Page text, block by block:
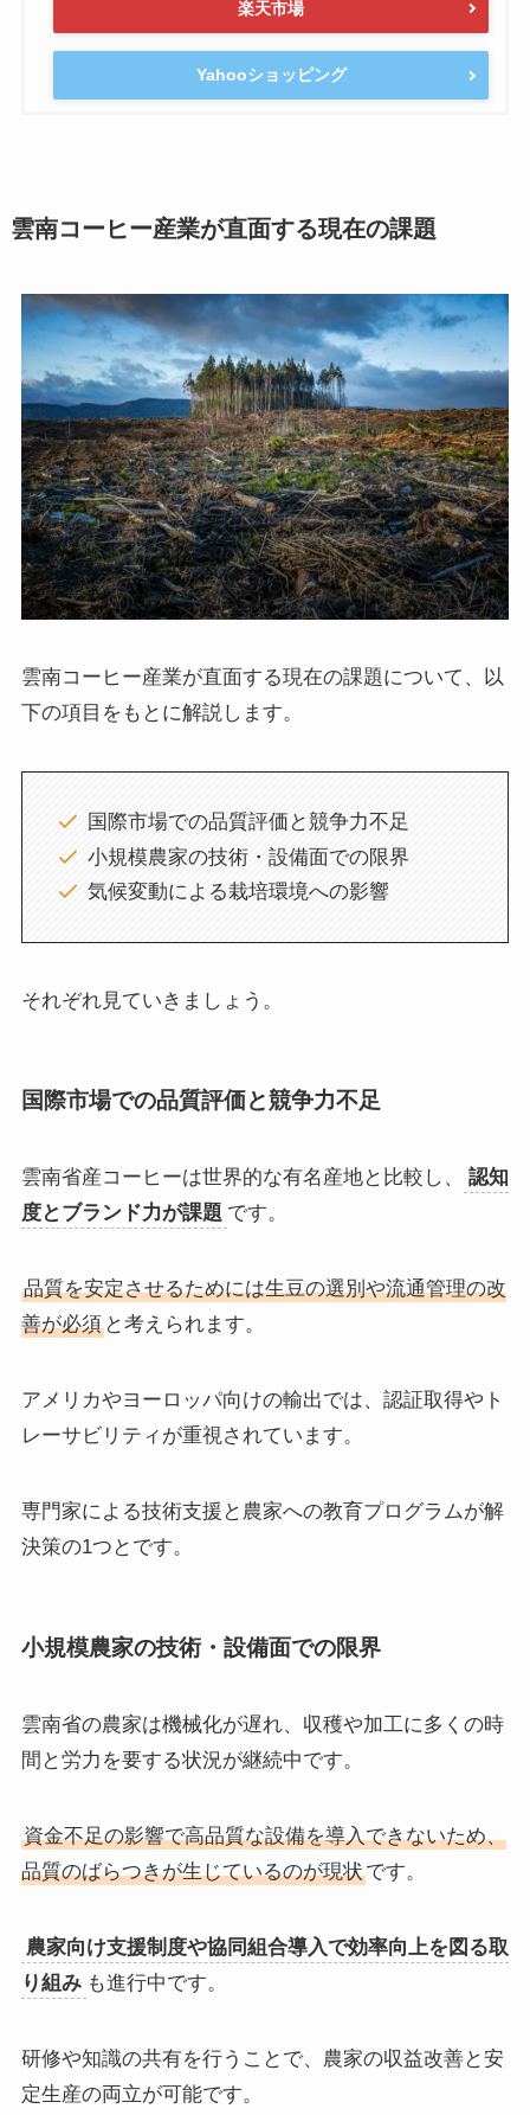
楽天市場
Yahooショッピング
雲南コーヒー産業が直面する現在の課題
雲南コーヒー産業が直面する現在の課題について、以
下の項目をもとに解説します。
国際市場での品質評価と競争力不足
小規模農家の技術・設備面での限界
気候変動による栽培環境への影響
それぞれ見ていきましょう。
国際市場での品質評価と競争力不足
雲南省産コーヒーは世界的な有名産地と比較し、
認知
度とブランド力が課題 です。
品質を安定させるためには生豆の選別や流通管理の改
善が必須と考えられます。
アメリカやヨーロッパ向けの輸出では、認証取得やト
レーサビリティが重視されています。
専門家による技術支援と農家への教育プログラムが解
決策の1つとです。
小規模農家の技術・設備面での限界
雲南省の農家は機械化が遅れ、収穫や加工に多くの時
間と労力を要する状況が継続中です。
資金不足の影響で高品質な設備を導入できないため、
品質のばらつきが生じているのが現状です。
農家向け支援制度や協同組合導入で効率向上を図る取
り組み も進行中です。
研修や知識の共有を行うことで、農家の収益改善と安
定生産の両立が可能です。